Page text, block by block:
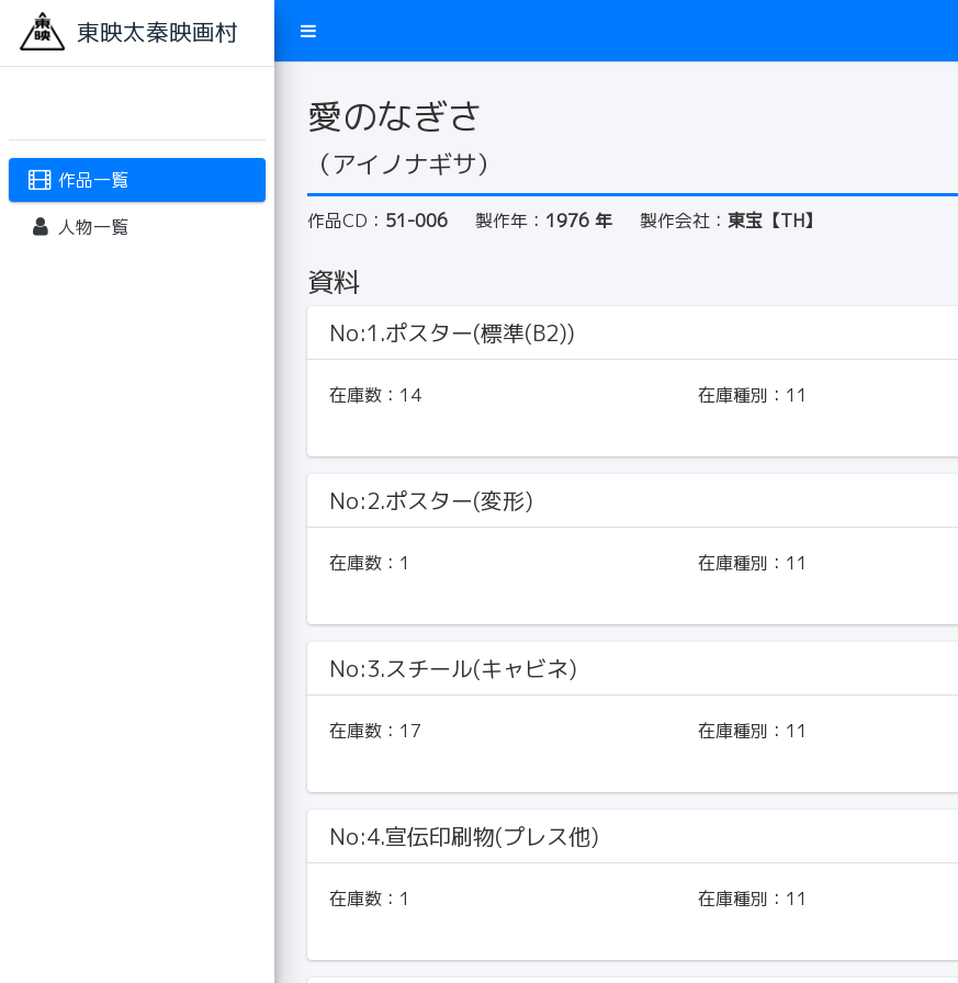
東映太秦映画村
作品一覧
人物一覧
愛のなぎさ
（アイノナギサ）
作品CD： 51-006 製作年： 1976 年 製作会社： 東宝【TH】
資料
No:1.ポスター(標準(B2))
在庫数： 14 在庫種別： 11
No:2.ポスター(変形)
在庫数： 1 在庫種別： 11
No:3.スチール(キャビネ)
在庫数： 17 在庫種別： 11
No:4.宣伝印刷物(プレス他)
在庫数： 1 在庫種別： 11